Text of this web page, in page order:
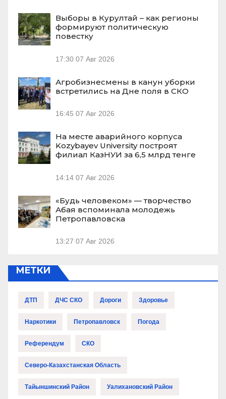
Выборы в Курултай – как регионы
формируют политическую
повестку
17:30 07 Авг 2026
Агробизнесмены в канун уборки
встретились на Дне поля в СКО
16:45 07 Авг 2026
На месте аварийного корпуса
Kozybayev University построят
филиал КазНУИ за 6,5 млрд тенге
14:14 07 Авг 2026
«Будь человеком» — творчество
Абая вспоминала молодежь
Петропавловска
13:27 07 Авг 2026
МЕТКИ
ДТП ДЧС СКО Дороги Здоровье
Наркотики Петропавловск Погода
Референдум СКО
Северо-Казахстанская Область
Тайыншинский Район Уалихановский Район